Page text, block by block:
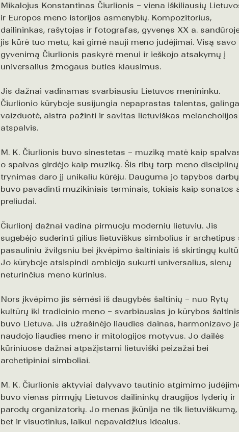
Mikalojus Konstantinas Čiurlionis – viena iškiliausių
ir Europos meno istorijos asmenybių. Kompozitorius,
dailininkas, rašytojas ir fotografas, gyvenęs XX a.
jis kūrė tuo metu, kai gimė nauji meno judėjimai. Visą savo
gyvenimą Čiurlionis paskyrė menui ir ieškojo atsakymų į
universalius žmogaus būties klausimus.
Jis dažnai vadinamas svarbiausiu Lietuvos menininku.
Čiurlionio kūryboje susijungia nepaprastas talentas, galinga
vaizduotė, aistra pažinti ir savitas lietuviškas melancholijos
atspalvis.
M. K. Čiurlionis buvo sinestetas – muziką matė kaip
o spalvas girdėjo kaip muziką. Šis ribų tarp meno disciplinų
trynimas daro jį unikaliu kūrėju. Dauguma jo tapybos darbų
buvo pavadinti muzikiniais terminais, tokiais kaip sonatos
preliudai.
Čiurlionį dažnai vadina pirmuoju moderniu lietuviu. Jis
sugebėjo suderinti gilius lietuviškus simbolius ir archetipus
pasauliniu žvilgsniu bei įkvėpimo šaltiniais iš skirtingų
Jo kūryboje atsispindi ambicija sukurti universalius, sienų
neturinčius meno kūrinius.
Nors įkvėpimo jis sėmėsi iš daugybės šaltinių – nuo Rytų
kultūrų iki tradicinio meno – svarbiausias jo kūrybos
buvo Lietuva. Jis užrašinėjo liaudies dainas, harmonizavo
naudojo liaudies meno ir mitologijos motyvus. Jo dailės
kūriniuose dažnai atpažįstami lietuviški peizažai bei
archetipiniai simboliai.
M. K. Čiurlionis aktyviai dalyvavo tautinio atgimimo
buvo vienas pirmųjų Lietuvos dailininkų draugijos lyderių ir
parodų organizatorių. Jo menas įkūnija ne tik lietuviškumą,
bet ir visuotinius, laikui nepavaldžius idealus.